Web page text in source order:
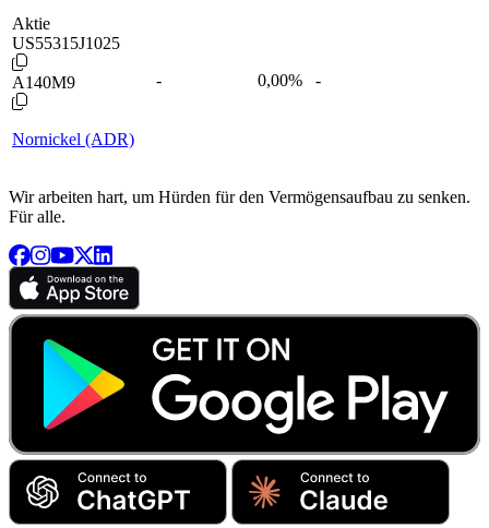
Aktie
US55315J1025
A140M9
Nornickel (ADR)
- 0,00% -
Wir arbeiten hart, um Hürden für den Vermögensaufbau zu senken.
Für alle.